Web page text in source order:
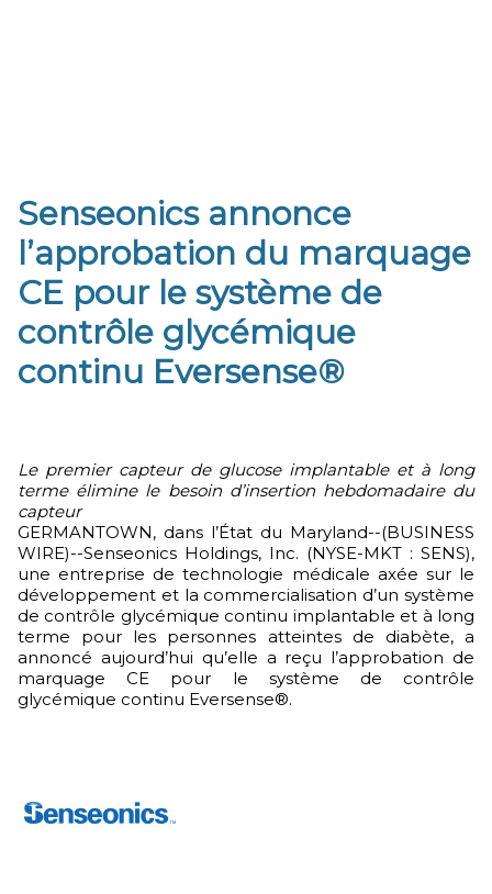
Senseonics annonce
l’approbation du marquage
CE pour le système de
contrôle glycémique
continu Eversense®
Le premier capteur de glucose implantable et à long
terme élimine le besoin d’insertion hebdomadaire du
capteur
GERMANTOWN, dans l’État du Maryland--(BUSINESS
WIRE)--Senseonics Holdings, Inc. (NYSE-MKT : SENS),
une entreprise de technologie médicale axée sur le
développement et la commercialisation d’un système
de contrôle glycémique continu implantable et à long
terme pour les personnes atteintes de diabète, a
annoncé aujourd’hui qu’elle a reçu l’approbation de
marquage CE pour le système de contrôle
glycémique continu Eversense®.